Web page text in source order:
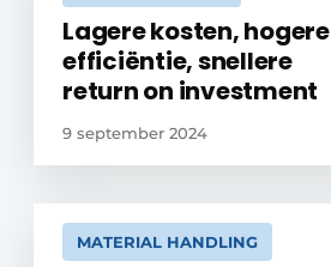
Lagere kosten, hogere
efficiëntie, snellere
return on investment
9 september 2024
MATERIAL HANDLING